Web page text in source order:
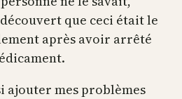
découvert que ceci était le
après avoir arrêté
ajouter mes problèmes